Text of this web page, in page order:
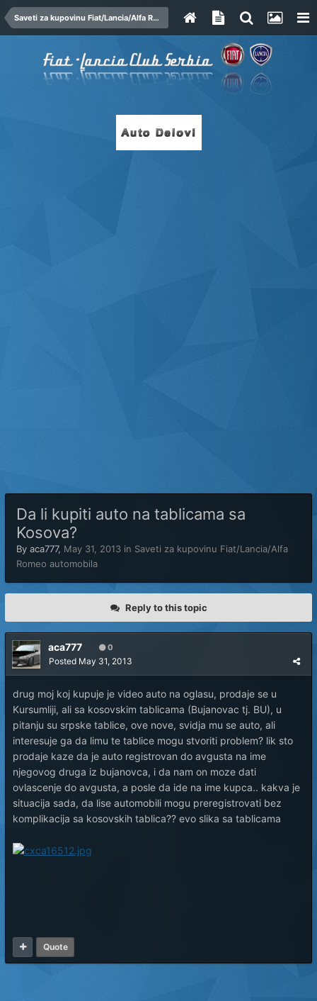
Saveti za kupovinu Fiat/Lancia/Alfa Romeo automobila
Da li kupiti auto na tablicama sa
Kosova?
By aca777, May 31, 2013 in Saveti za kupovinu Fiat/Lancia/Alfa
Romeo automobila
Reply to this topic
aca777 0
Posted May 31, 2013
drug moj koj kupuje je video auto na oglasu, prodaje se u
Kursumliji, ali sa kosovskim tablicama (Bujanovac tj. BU), u
pitanju su srpske tablice, ove nove, svidja mu se auto, ali
interesuje ga da limu te tablice mogu stvoriti problem? lik sto
prodaje kaze da je auto registrovan do avgusta na ime
njegovog druga iz bujanovca, i da nam on moze dati
ovlascenje do avgusta, a posle da ide na ime kupca.. kakva je
situacija sada, da lise automobili mogu preregistrovati bez
komplikacija sa kosovskih tablica?? evo slika sa tablicama
Quote